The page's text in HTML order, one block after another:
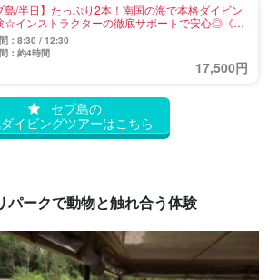
島/半日】たっぷり2本！南国の海で本格ダイビン
☆インストラクターの徹底サポートで安心◎《選
前・午後＆送迎付き》（No.3）
：8:30 / 12:30
：約4時間
17,500円
セブ島の
イビングツアーはこちら
パークで動物と触れ合う体験